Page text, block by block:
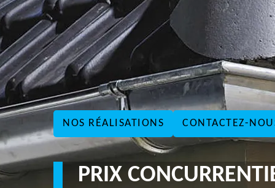
NOS RÉALISATIONS CONTACTEZ-
PRIX